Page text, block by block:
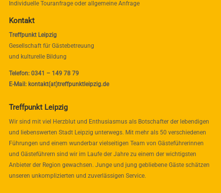
Individuelle Touranfrage oder allgemeine Anfrage
Kontakt
Treffpunkt Leipzig
Gesellschaft für Gästebetreuung
und kulturelle Bildung
Telefon: 0341 – 149 78 79
E-Mail: kontakt(at)treffpunktleipzig.de
Treffpunkt Leipzig
Wir sind mit viel Herzblut und Enthusiasmus als Botschafter der lebendigen
und liebenswerten Stadt Leipzig unterwegs. Mit mehr als 50 verschiedenen
Führungen und einem wunderbar vielseitigen Team von Gästeführerinnen
und Gästeführern sind wir im Laufe der Jahre zu einem der wichtigsten
Anbieter der Region gewachsen. Junge und jung gebliebene Gäste schätzen
unseren unkomplizierten und zuverlässigen Service.